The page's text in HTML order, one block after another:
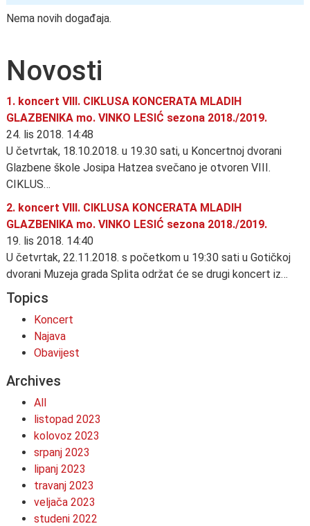
Nema novih događaja.
Novosti
1. koncert VIII. CIKLUSA KONCERATA MLADIH
GLAZBENIKA mo. VINKO LESIĆ sezona 2018./2019.
24. lis 2018. 14:48
U četvrtak, 18.10.2018. u 19.30 sati, u Koncertnoj dvorani
Glazbene škole Josipa Hatzea svečano je otvoren VIII.
CIKLUS…
2. koncert VIII. CIKLUSA KONCERATA MLADIH
GLAZBENIKA mo. VINKO LESIĆ sezona 2018./2019.
19. lis 2018. 14:40
U četvrtak, 22.11.2018. s početkom u 19:30 sati u Gotičkoj
dvorani Muzeja grada Splita održat će se drugi koncert iz…
Topics
Koncert
Najava
Obavijest
Archives
All
listopad 2023
kolovoz 2023
srpanj 2023
lipanj 2023
travanj 2023
veljača 2023
studeni 2022